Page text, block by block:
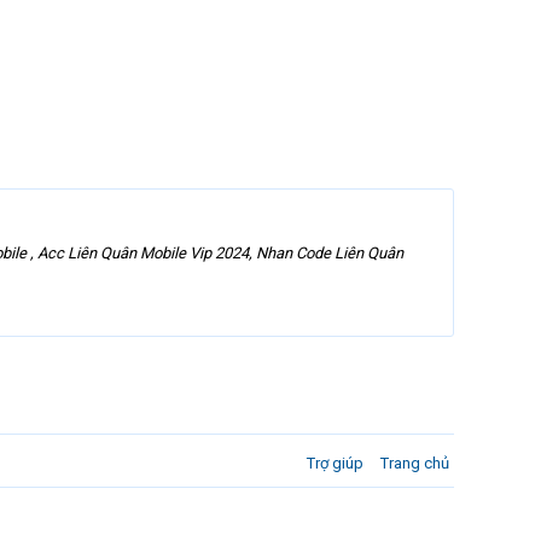
, Acc Liên Quân Mobile Vip 2024, Nhan Code Liên Quân
Trợ giúp Trang chủ